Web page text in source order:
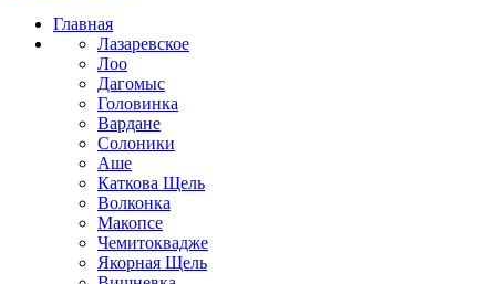
Главная
Лазаревское
Лоо
Дагомыс
Головинка
Вардане
Солоники
Аше
Каткова Щель
Волконка
Макопсе
Чемитоквадже
Якорная Щель